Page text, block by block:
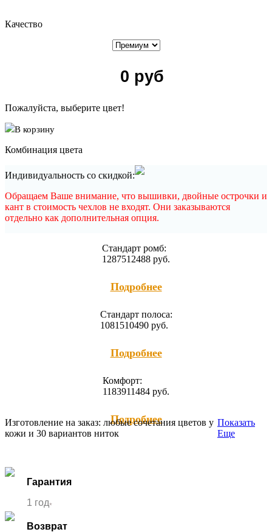
Качество
0 руб
Пожалуйста, выберите цвет!
В корзину
Комбинация цвета
Индивидуальность со скидкой:
Обращаем Ваше внимание, что вышивки, двойные острочки и
кант в стоимость чехлов не входят. Они заказываются
отдельно как дополнительная опция.
Cтандарт ромб:
1287512488 руб.
Подробнее
Cтандарт полоса:
1081510490руб.
Подробнее
Комфорт:
1183911484 руб.
Подробнее
Изготовление на заказ: любые сочетания цветов у
кожи и 30 вариантов ниток
Показать
Еще
Гарантия
1 год*
Возврат